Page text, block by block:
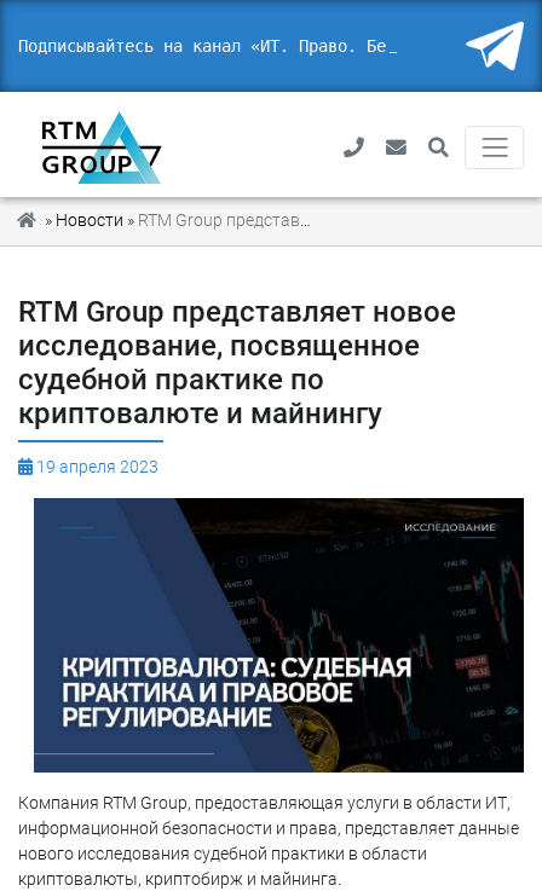
Подписывайтесь на канал «ИТ. Право. Без
» Новости »
RTM Group представляет новое
исследование, посвященное
судебной практике по
криптовалюте и майнингу
19 апреля 2023
Компания RTM Group, предоставляющая услуги в области ИТ,
информационной безопасности и права, представляет данные
нового исследования судебной практики в области
криптовалюты, криптобирж и майнинга.